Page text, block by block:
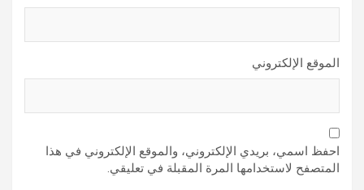
الموقع الإلكتروني
احفظ اسمي، بريدي الإلكتروني، والموقع الإلكتروني في هذا
المتصفح لاستخدامها المرة المقبلة في تعليقي.